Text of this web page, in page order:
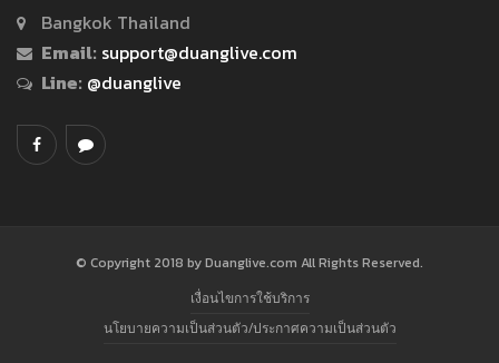
Bangkok Thailand
Email: support@duanglive.com
Line: @duanglive
© Copyright 2018 by Duanglive.com All Rights Reserved.
เงื่อนไขการใช้บริการ
นโยบายความเป็นส่วนตัว/ประกาศความเป็นส่วนตัว